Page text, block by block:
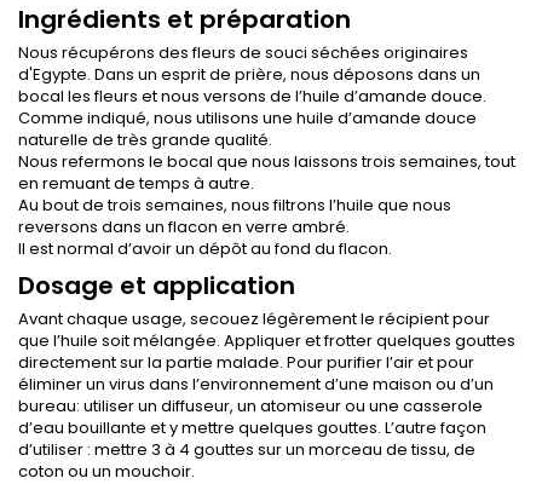
Ingrédients et préparation
Nous récupérons des fleurs de souci séchées originaires
d'Egypte. Dans un esprit de prière, nous déposons dans un
bocal les fleurs et nous versons de l’huile d’amande douce.
Comme indiqué, nous utilisons une huile d’amande douce
naturelle de très grande qualité.
Nous refermons le bocal que nous laissons trois semaines, tout
en remuant de temps à autre.
Au bout de trois semaines, nous filtrons l’huile que nous
reversons dans un flacon en verre ambré.
Il est normal d’avoir un dépôt au fond du flacon.
Dosage et application
Avant chaque usage, secouez légèrement le récipient pour
que l’huile soit mélangée. Appliquer et frotter quelques gouttes
directement sur la partie malade. Pour purifier l’air et pour
éliminer un virus dans l’environnement d’une maison ou d’un
bureau: utiliser un diffuseur, un atomiseur ou une casserole
d’eau bouillante et y mettre quelques gouttes. L’autre façon
d’utiliser : mettre 3 à 4 gouttes sur un morceau de tissu, de
coton ou un mouchoir.